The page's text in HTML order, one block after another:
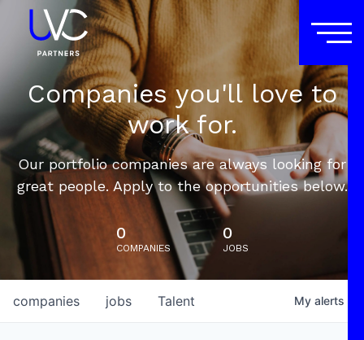
Companies you'll love to
work for.
Our portfolio companies are always looking for
great people. Apply to the opportunities below.
0
COMPANIES
0
JOBS
jobs
companies Talent My alerts